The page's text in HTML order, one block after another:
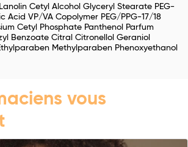
Cetyl Alcohol Glyceryl Stearate PEG-
Acid VP/VA Copolymer PEG/PPG-17/18
Cetyl Phosphate Panthenol Parfum
Benzoate Citral Citronellol Geraniol
Methylparaben Phenoxyethanol
vous